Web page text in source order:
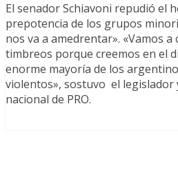
El senador Schiavoni repudió el
prepotencia de los grupos
nos va a amedrentar». «Vamos
timbreos porque creemos en el
enorme mayoría de los
violentos», sostuvo el legislador
nacional de PRO.